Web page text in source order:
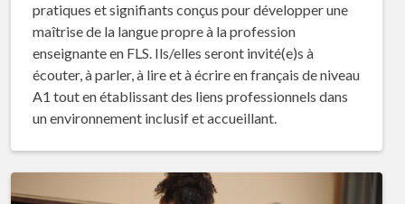
pratiques et signifiants conçus pour développer une
maîtrise de la langue propre à la profession
enseignante en FLS. Ils/elles seront invité(e)s à
écouter, à parler, à lire et à écrire en français de niveau
A1 tout en établissant des liens professionnels dans
un environnement inclusif et accueillant.